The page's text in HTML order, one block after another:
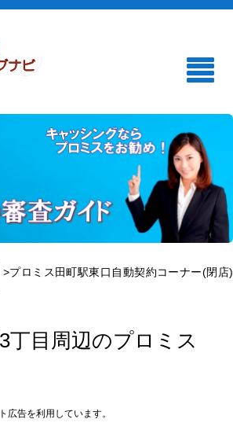
>プロミス田町駅東口自動契約コーナー(閉店)
丁目周辺のプロミス
広告を利用しています。